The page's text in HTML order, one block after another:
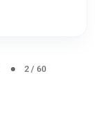
2 / 60